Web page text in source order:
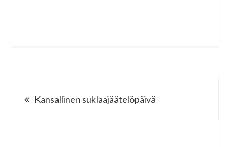
navigation
Kansallinen suklaajäätelöpäivä